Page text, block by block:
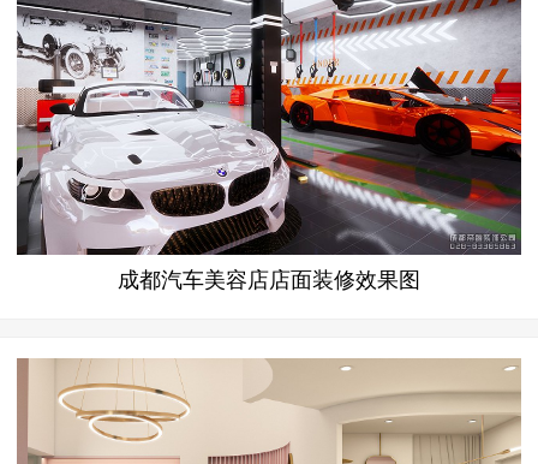
成都汽车美容店店面装修效果图